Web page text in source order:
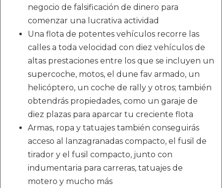
negocio de falsificación de dinero para
comenzar una lucrativa actividad
Una flota de potentes vehículos recorre las
calles a toda velocidad con diez vehículos de
altas prestaciones entre los que se incluyen un
supercoche, motos, el dune fav armado, un
helicóptero, un coche de rally y otros; también
obtendrás propiedades, como un garaje de
diez plazas para aparcar tu creciente flota
Armas, ropa y tatuajes también conseguirás
acceso al lanzagranadas compacto, el fusil de
tirador y el fusil compacto, junto con
indumentaria para carreras, tatuajes de
motero y mucho más